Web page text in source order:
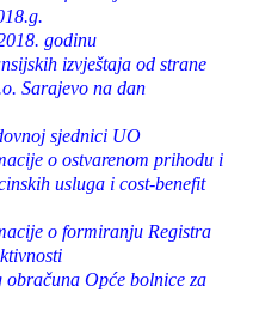
godinu
izvještaja od strane
Sarajevo na dan
sjednici UO
o ostvarenom prihodu i
usluga i cost-benefit
o formiranju Registra
Opće bolnice za